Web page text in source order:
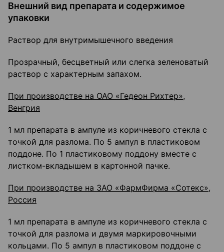
Внешний вид препарата и содержимое
упаковки
Раствор для внутримышечного введения
Прозрачный, бесцветный или слегка зеленоватый
раствор с характерным запахом.
При производстве на ОАО «Гедеон Рихтер»,
Венгрия
1 мл препарата в ампуле из коричневого стекла с
точкой для разлома. По 5 ампул в пластиковом
поддоне. По 1 пластиковому поддону вместе с
листком-вкладышем в картонной пачке.
При производстве на ЗАО «ФармФирма «Сотекс»,
Россия
1 мл препарата в ампуле из коричневого стекла с
точкой для разлома и двумя маркировочными
кольцами. По 5 ампул в пластиковом поддоне с